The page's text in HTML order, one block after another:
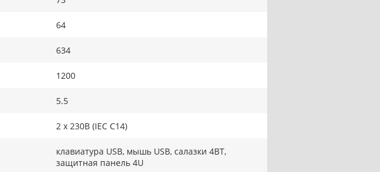
64
634
1200
5.5
2 x 230В (IEC C14)
клавиатура USB, мышь USB, салазки 4BT,
защитная панель 4U